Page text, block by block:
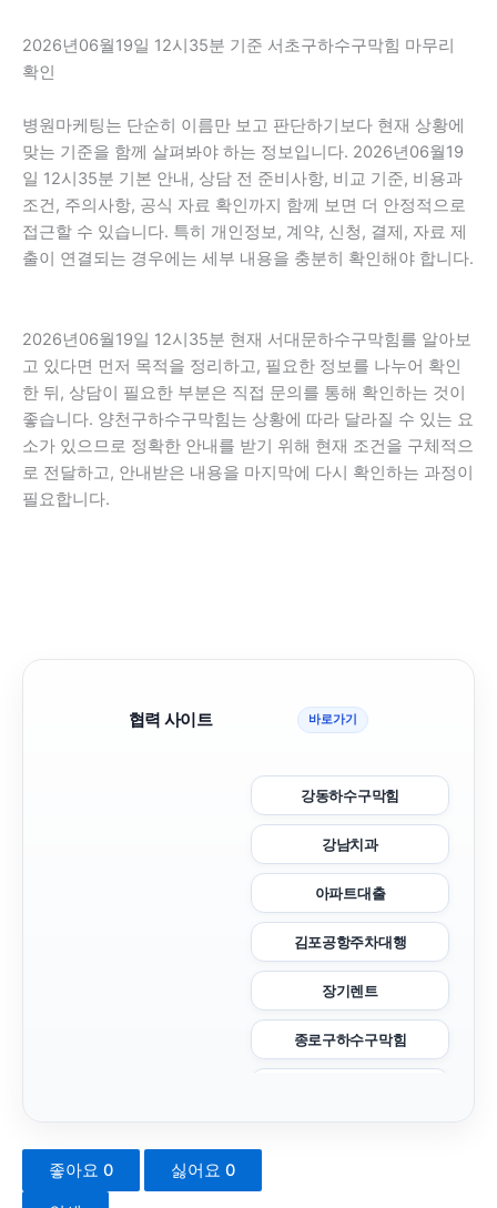
2026년06월19일 12시35분 기준 서초구하수구막힘 마무리
확인
병원마케팅는 단순히 이름만 보고 판단하기보다 현재 상황에
맞는 기준을 함께 살펴봐야 하는 정보입니다. 2026년06월19
일 12시35분 기본 안내, 상담 전 준비사항, 비교 기준, 비용과
조건, 주의사항, 공식 자료 확인까지 함께 보면 더 안정적으로
접근할 수 있습니다. 특히 개인정보, 계약, 신청, 결제, 자료 제
출이 연결되는 경우에는 세부 내용을 충분히 확인해야 합니다.
2026년06월19일 12시35분 현재 서대문하수구막힘를 알아보
고 있다면 먼저 목적을 정리하고, 필요한 정보를 나누어 확인
한 뒤, 상담이 필요한 부분은 직접 문의를 통해 확인하는 것이
좋습니다. 양천구하수구막힘는 상황에 따라 달라질 수 있는 요
소가 있으므로 정확한 안내를 받기 위해 현재 조건을 구체적으
로 전달하고, 안내받은 내용을 마지막에 다시 확인하는 과정이
필요합니다.
협력 사이트 바로가기
강동하수구막힘
강남치과
아파트대출
김포공항주차대행
장기렌트
종로구하수구막힘
좋아요 0 싫어요 0